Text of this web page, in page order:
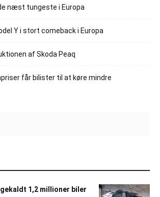
næst tungeste i Europa
Y i stort comeback i Europa
af Skoda Peaq
får bilister til at køre mindre
1,2 millioner biler